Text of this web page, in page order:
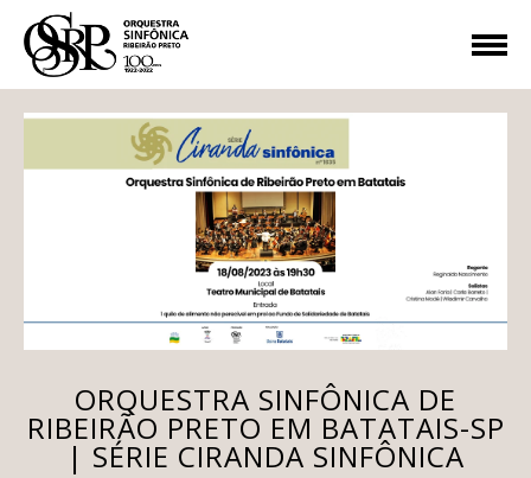
ORQUESTRA SINFÔNICA DE
RIBEIRÃO PRETO EM BATATAIS-SP
| SÉRIE CIRANDA SINFÔNICA